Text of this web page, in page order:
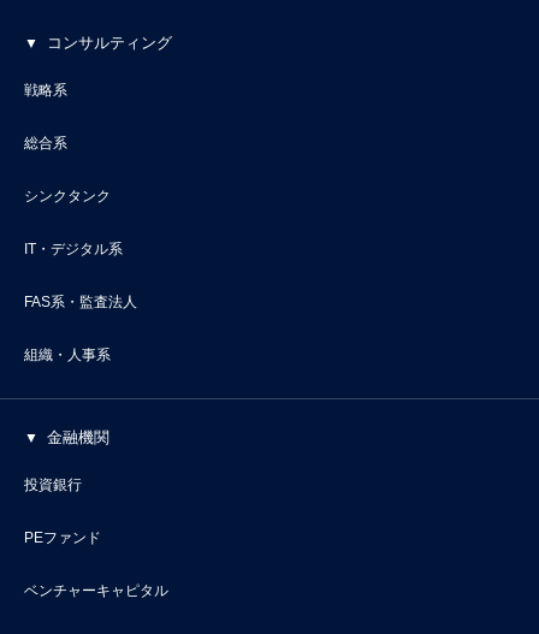
コンサルティング
戦略系
総合系
シンクタンク
IT・デジタル系
FAS系・監査法人
組織・人事系
金融機関
投資銀行
PEファンド
ベンチャーキャピタル